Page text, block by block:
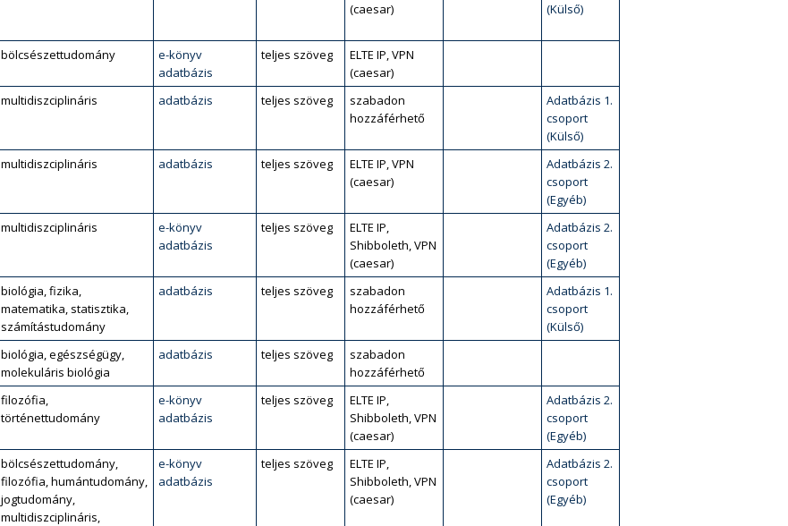
(caesar)
(Külső)
bölcsészettudomány
e-könyv
adatbázis
teljes szöveg
ELTE IP, VPN
(caesar)
multidiszciplináris adatbázis teljes szöveg
szabadon
hozzáférhető
Adatbázis 1.
csoport
(Külső)
multidiszciplináris adatbázis teljes szöveg
ELTE IP, VPN
(caesar)
Adatbázis 2.
csoport
(Egyéb)
multidiszciplináris
e-könyv
adatbázis
teljes szöveg
ELTE IP,
Shibboleth, VPN
(caesar)
Adatbázis 2.
csoport
(Egyéb)
biológia, fizika,
matematika, statisztika,
számítástudomány
adatbázis teljes szöveg
szabadon
hozzáférhető
Adatbázis 1.
csoport
(Külső)
biológia, egészségügy,
molekuláris biológia
adatbázis teljes szöveg
szabadon
hozzáférhető
filozófia,
történettudomány
e-könyv
adatbázis
teljes szöveg
ELTE IP,
Shibboleth, VPN
(caesar)
Adatbázis 2.
csoport
(Egyéb)
bölcsészettudomány,
filozófia, humántudomány,
jogtudomány,
multidiszciplináris,
e-könyv
adatbázis
teljes szöveg
ELTE IP,
Shibboleth, VPN
(caesar)
Adatbázis 2.
csoport
(Egyéb)